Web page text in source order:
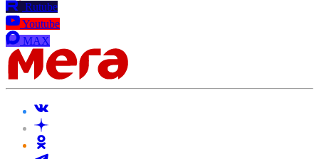
Rutube
Youtube
MAX